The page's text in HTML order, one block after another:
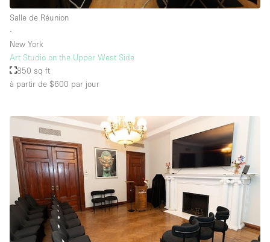
Salle de Réunion
∙
New York
Art Studio on the Upper West Side
850 sq ft
à partir de $600 par jour